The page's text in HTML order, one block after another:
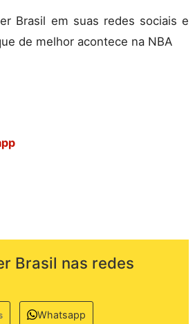
Brasil em suas redes sociais e
de melhor acontece na NBA
Brasil nas redes
Whatsapp